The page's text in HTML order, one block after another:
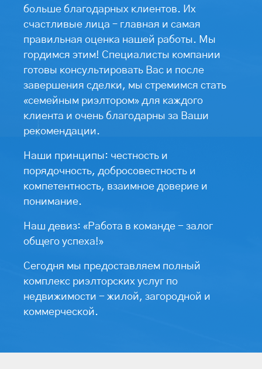
больше благодарных клиентов. Их
счастливые лица – главная и самая
правильная оценка нашей работы. Мы
гордимся этим! Специалисты компании
готовы консультировать Вас и после
завершения сделки, мы стремимся стать
«семейным риэлтором» для каждого
клиента и очень благодарны за Ваши
рекомендации.
Наши принципы: честность и
порядочность, добросовестность и
компетентность, взаимное доверие и
понимание.
Наш девиз: «Работа в команде - залог
общего успеха!»
Сегодня мы предоставляем полный
комплекс риэлторских услуг по
недвижимости - жилой, загородной и
коммерческой.